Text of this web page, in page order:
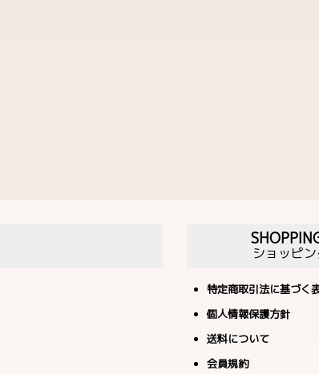
ショッピ
特定商取引法に基づく
個人情報保護方針
送料について
会員規約